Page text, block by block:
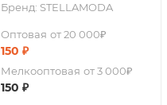
Бренд: STELLAMODA
Оптовая от 20 000₽
150 ₽
Мелкооптовая от 3 000₽
150 ₽